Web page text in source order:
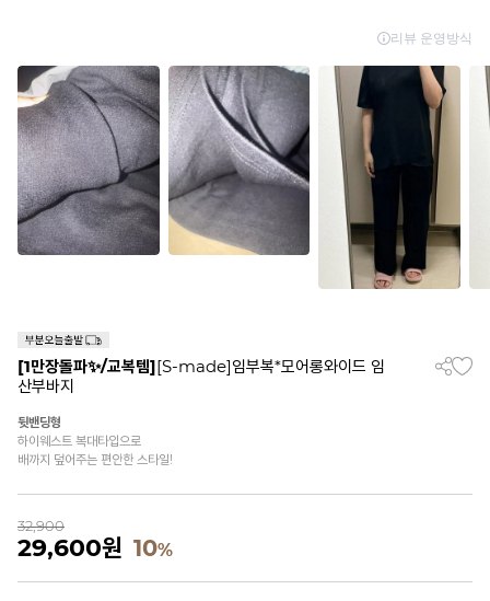
[1만장돌파✨/교복템][S-made]임부복*모어롱와이드 임
산부바지
뒷밴딩형
하이웨스트 복대타입으로
배까지 덮어주는 편안한 스타일!
32,900
29,600원 10%